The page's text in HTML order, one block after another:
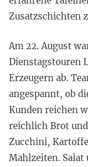
Zusatzschichten
Am 22. August
Dienstagstouren
Erzeugern ab.
angespannt, ob
Kunden reichen
reichlich Brot
Zucchini,
Mahlzeiten. Salat